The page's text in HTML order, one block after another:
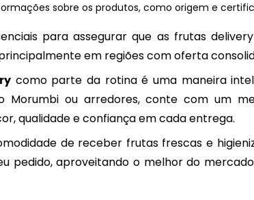
sobre os produtos, como origem e
para assegurar que as frutas
em regiões com oferta
como parte da rotina é uma maneira
Morumbi ou arredores, conte com um
qualidade e confiança em cada entrega.
de receber frutas frescas e
pedido, aproveitando o melhor do